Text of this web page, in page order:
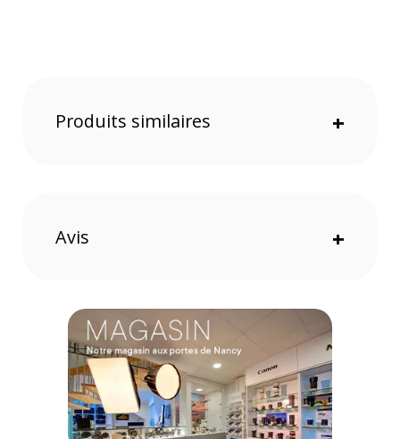
Qualité de lumière supérieure
Cette torche LED avec puissance de 600W produit jusqu'à
32100lux à 1m avec le réflecteur inclus. Vous êtes assuré de
pouvoir mettre en valeur n'importe quel sujet même si vous
n'utilisez que ce seul éclairage. Filmez vos vidéos YouTube,
Produits similaires +
Avis +